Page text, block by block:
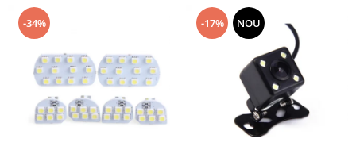
-34% -17% NOU